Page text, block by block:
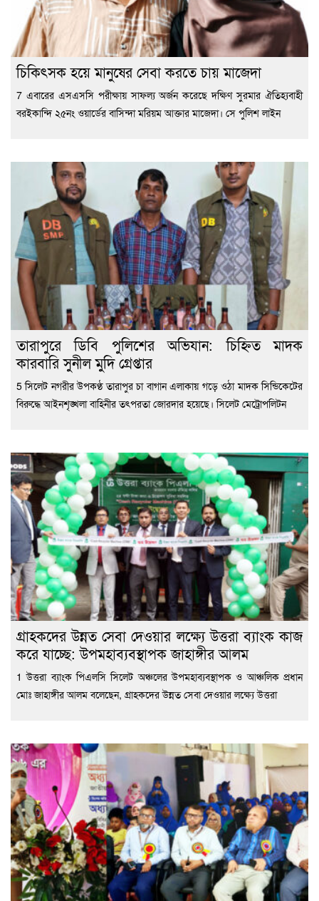
চিকিৎসক হয়ে মানুষের সেবা করতে চায় মাজেদা
7 এবারের এসএসসি পরীক্ষায় সাফল্য অর্জন করেছে দক্ষিণ সুরমার ঐতিহ্যবাহী
বরইকান্দি ২৫নং ওয়ার্ডের বাসিন্দা মরিয়ম আক্তার মাজেদা। সে পুলিশ লাইন
তারাপুরে ডিবি পুলিশের অভিযান: চিহ্নিত মাদক
কারবারি সুনীল মুদি গ্রেপ্তার
5 সিলেট নগরীর উপকণ্ঠ তারাপুর চা বাগান এলাকায় গড়ে ওঠা মাদক সিন্ডিকেটের
বিরুদ্ধে আইনশৃঙ্খলা বাহিনীর তৎপরতা জোরদার হয়েছে। সিলেট মেট্রোপলিটন
গ্রাহকদের উন্নত সেবা দেওয়ার লক্ষ্যে উত্তরা ব্যাংক কাজ
করে যাচ্ছে: উপমহাব্যবস্থাপক জাহাঙ্গীর আলম
1 উত্তরা ব্যাংক পিএলসি সিলেট অঞ্চলের উপমহাব্যবস্থাপক ও আঞ্চলিক প্রধান
মোঃ জাহাঙ্গীর আলম বলেছেন, গ্রাহকদের উন্নত সেবা দেওয়ার লক্ষ্যে উত্তরা